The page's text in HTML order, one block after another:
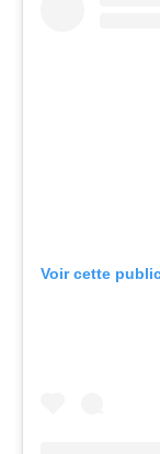
Voir cette